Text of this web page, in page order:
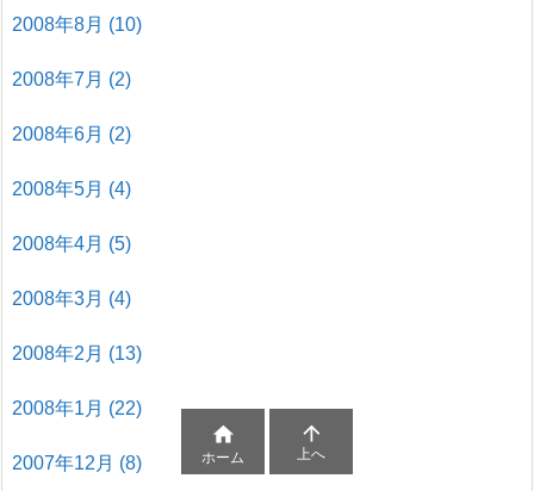
2008年8月 (10)
2008年7月 (2)
2008年6月 (2)
2008年5月 (4)
2008年4月 (5)
2008年3月 (4)
2008年2月 (13)
2008年1月 (22)
2007年12月 (8)

ホーム

上へ